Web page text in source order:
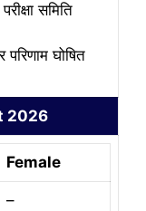
समिति
घोषित
2026
Female
–